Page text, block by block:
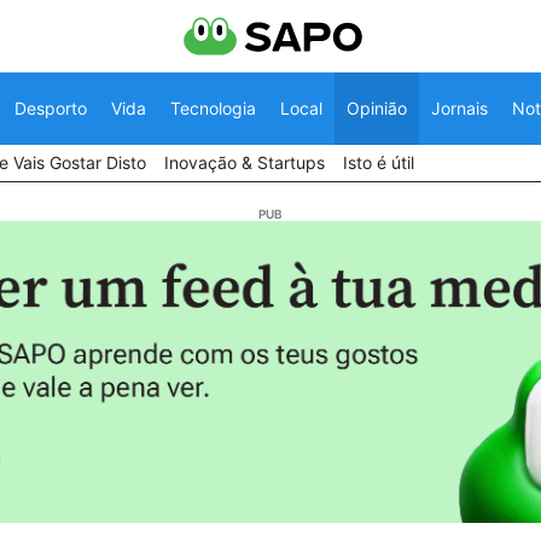
Desporto Vida Tecnologia Local Opinião Jornais
Vais Gostar Disto Inovação & Startups Isto é útil